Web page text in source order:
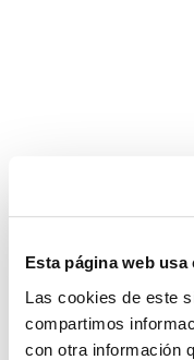
Esta página web usa
Las cookies de este
compartimos
con otra información